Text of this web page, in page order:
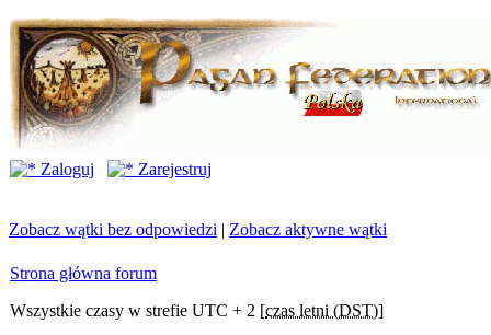
Zaloguj Zarejestruj
Zobacz wątki bez odpowiedzi | Zobacz aktywne wątki
Strona główna forum
Wszystkie czasy w strefie UTC + 2 [czas letni (DST)]